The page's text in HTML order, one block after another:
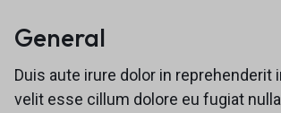
General
Duis aute irure dolor in reprehenderit
velit esse cillum dolore eu fugiat